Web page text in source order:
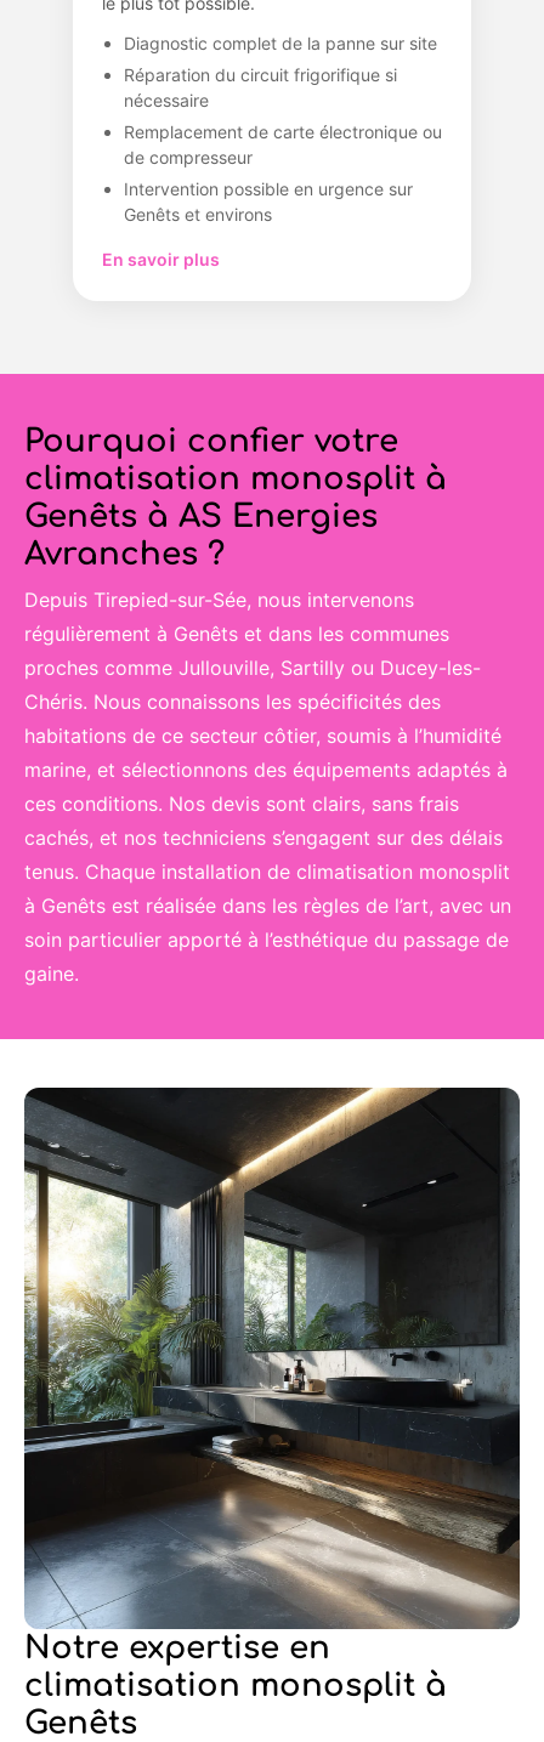
Diagnostic complet de la panne sur site
Réparation du circuit frigorifique si
nécessaire
Remplacement de carte électronique ou
de compresseur
Intervention possible en urgence sur
Genêts et environs
En savoir plus
Pourquoi confier votre
climatisation monosplit à
Genêts à AS Energies
Avranches ?
Depuis Tirepied-sur-Sée, nous intervenons
régulièrement à Genêts et dans les communes
proches comme Jullouville, Sartilly ou Ducey-les-
Chéris. Nous connaissons les spécificités des
habitations de ce secteur côtier, soumis à l’humidité
marine, et sélectionnons des équipements adaptés à
ces conditions. Nos devis sont clairs, sans frais
cachés, et nos techniciens s’engagent sur des délais
tenus. Chaque installation de climatisation monosplit
à Genêts est réalisée dans les règles de l’art, avec un
soin particulier apporté à l’esthétique du passage de
gaine.
Notre expertise en
climatisation monosplit à
Genêts